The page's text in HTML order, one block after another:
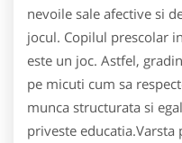
nevoile sale afective si
jocul. Copilul prescolar
este un joc. Astfel,
pe micuti cum sa
munca structurata si
priveste